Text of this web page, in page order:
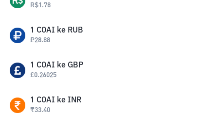
R$1.78
1 COAI ke RUB
₽28.88
1 COAI ke GBP
£0.26025
1 COAI ke INR
₹33.40